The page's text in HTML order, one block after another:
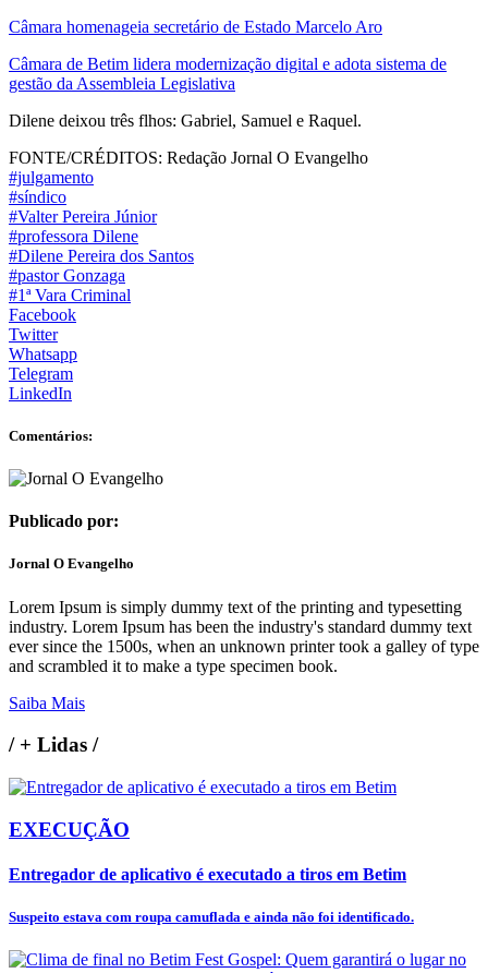
Câmara homenageia secretário de Estado Marcelo Aro
Câmara de Betim lidera modernização digital e adota sistema de
gestão da Assembleia Legislativa
Dilene deixou três flhos: Gabriel, Samuel e Raquel.
FONTE/CRÉDITOS: Redação Jornal O Evangelho
#julgamento
#síndico
#Valter Pereira Júnior
#professora Dilene
#Dilene Pereira dos Santos
#pastor Gonzaga
#1ª Vara Criminal
Facebook
Twitter
Whatsapp
Telegram
LinkedIn
Comentários:
Publicado por:
Jornal O Evangelho
Lorem Ipsum is simply dummy text of the printing and typesetting
industry. Lorem Ipsum has been the industry's standard dummy text
ever since the 1500s, when an unknown printer took a galley of type
and scrambled it to make a type specimen book.
Saiba Mais
/+ Lidas /
EXECUÇÃO
Entregador de aplicativo é executado a tiros em Betim
Suspeito estava com roupa camuflada e ainda não foi identificado.